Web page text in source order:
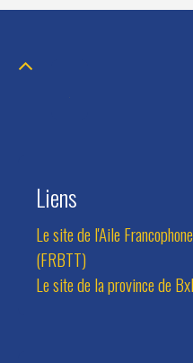
Liens
Le site de l'Aile
(FRBTT)
Le site de la province de